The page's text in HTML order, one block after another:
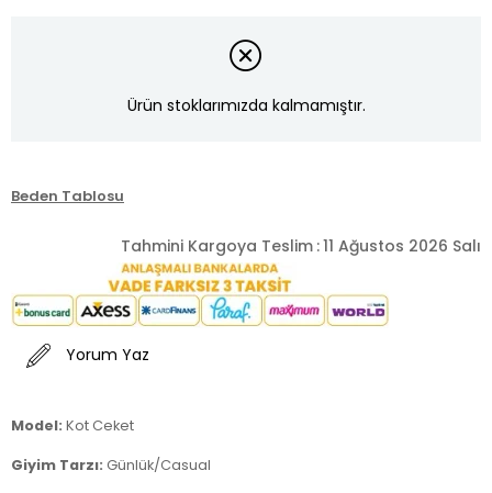
Ürün stoklarımızda kalmamıştır.
Beden Tablosu
Tahmini Kargoya Teslim :11 Ağustos 2026 Salı
Yorum Yaz
Model: Kot Ceket
Giyim Tarzı: Günlük/Casual